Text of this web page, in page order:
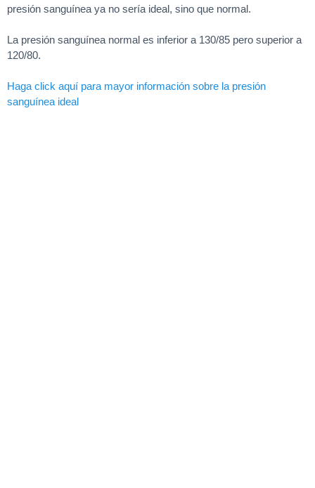
presión sanguínea ya no sería ideal, sino que normal.
La presión sanguínea normal es inferior a 130/85 pero superior a
120/80.
Haga click aquí para mayor información sobre la presión
sanguínea ideal